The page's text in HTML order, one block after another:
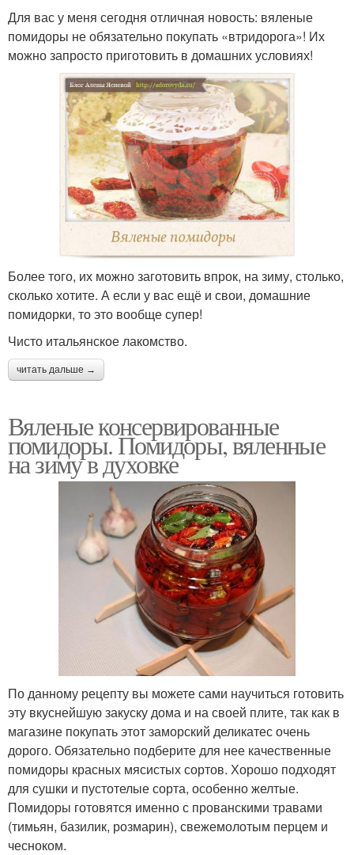
Для вас у меня сегодня отличная новость: вяленые
помидоры не обязательно покупать «втридорога»! Их
можно запросто приготовить в домашних условиях!
Более того, их можно заготовить впрок, на зиму, столько,
сколько хотите. А если у вас ещё и свои, домашние
помидорки, то это вообще супер!
Чисто итальянское лакомство.
читать дальше →
Вяленые консервированные
помидоры. Помидоры, вяленные
на зиму в духовке
По данному рецепту вы можете сами научиться готовить
эту вкуснейшую закуску дома и на своей плите, так как в
магазине покупать этот заморский деликатес очень
дорого. Обязательно подберите для нее качественные
помидоры красных мясистых сортов. Хорошо подходят
для сушки и пустотелые сорта, особенно желтые.
Помидоры готовятся именно с прованскими травами
(тимьян, базилик, розмарин), свежемолотым перцем и
чесноком.